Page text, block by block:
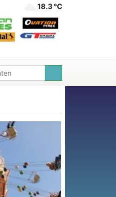
18.3 ℃